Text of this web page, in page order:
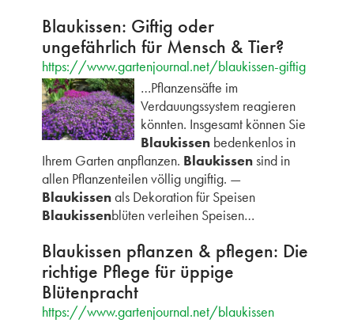
Blaukissen: Giftig oder
ungefährlich für Mensch & Tier?
https://www.gartenjournal.net/blaukissen-giftig
…Pflanzensäfte im
Verdauungssystem reagieren
könnten. Insgesamt können Sie
Blaukissenbedenkenlos in
Ihrem Garten anpflanzen. Blaukissensind in
allen Pflanzenteilen völlig ungiftig. —
Blaukissenals Dekoration für Speisen
Blaukissenblüten verleihen Speisen…
Blaukissen pflanzen & pflegen: Die
richtige Pflege für üppige
Blütenpracht
https://www.gartenjournal.net/blaukissen